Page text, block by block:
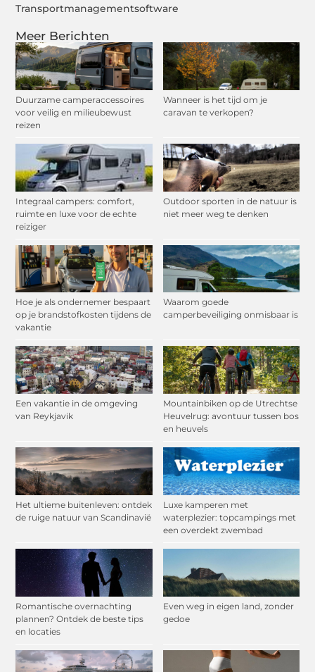
Meer Berichten
Duurzame camperaccessoires
voor veilig en milieubewust
reizen
Wanneer is het tijd om je
caravan te verkopen?
Integraal campers: comfort,
ruimte en luxe voor de echte
reiziger
Outdoor sporten in de natuur is
niet meer weg te denken
Hoe je als ondernemer bespaart
op je brandstofkosten tijdens de
vakantie
Waarom goede
camperbeveiliging onmisbaar is
Een vakantie in de omgeving
van Reykjavik
Mountainbiken op de Utrechtse
Heuvelrug: avontuur tussen bos
en heuvels
Het ultieme buitenleven: ontdek
de ruige natuur van Scandinavië
Luxe kamperen met
waterplezier: topcampings met
een overdekt zwembad
Romantische overnachting
plannen? Ontdek de beste tips
en locaties
Even weg in eigen land, zonder
gedoe
Transportmanagementsoftware